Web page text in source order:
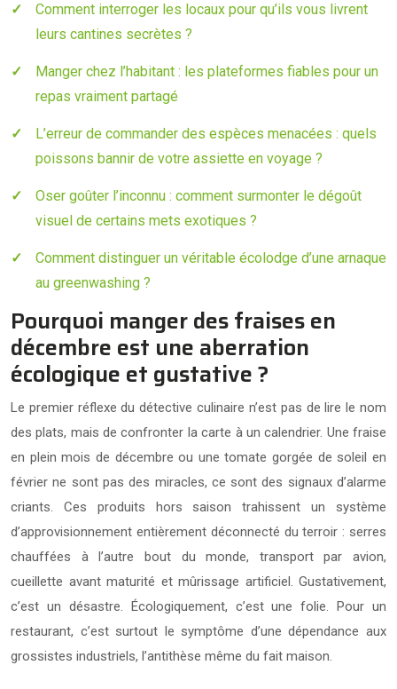
Comment interroger les locaux pour qu’ils vous livrent
leurs cantines secrètes ?
Manger chez l’habitant : les plateformes fiables pour un
repas vraiment partagé
L’erreur de commander des espèces menacées : quels
poissons bannir de votre assiette en voyage ?
Oser goûter l’inconnu : comment surmonter le dégoût
visuel de certains mets exotiques ?
Comment distinguer un véritable écolodge d’une arnaque
au greenwashing ?
Pourquoi manger des fraises en
décembre est une aberration
écologique et gustative ?
Le premier réflexe du détective culinaire n’est pas de lire le nom
des plats, mais de confronter la carte à un calendrier. Une fraise
en plein mois de décembre ou une tomate gorgée de soleil en
février ne sont pas des miracles, ce sont des signaux d’alarme
criants. Ces produits hors saison trahissent un système
d’approvisionnement entièrement déconnecté du terroir : serres
chauffées à l’autre bout du monde, transport par avion,
cueillette avant maturité et mûrissage artificiel. Gustativement,
c’est un désastre. Écologiquement, c’est une folie. Pour un
restaurant, c’est surtout le symptôme d’une dépendance aux
grossistes industriels, l’antithèse même du fait maison.